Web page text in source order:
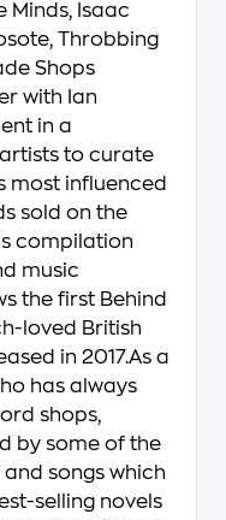
Minds, Isaac
Throbbing
Shops
with Ian
in a
to curate
most influenced
sold on the
compilation
music
the first Behind
loved British
in 2017.As a
has always
shops,
by some of the
songs which
selling novels